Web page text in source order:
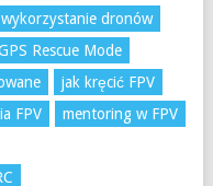
dronów
Rescue Mode
jak kręcić FPV
FPV
mentoring w FPV